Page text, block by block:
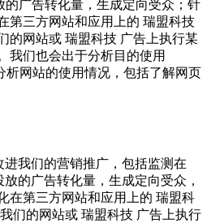
的广告转化量，生成定向受众；针
第三方网站和应用上的 瑞盟科技
的网站或 瑞盟科技 广告上执行某
我们也会出于分析目的使用
析网站的使用情况，包括了解网页
进我们的营销推广，包括监测在
放的广告转化量，生成定向受众，
在第三方网站和应用上的 瑞盟科
们的网站或 瑞盟科技 广告上执行